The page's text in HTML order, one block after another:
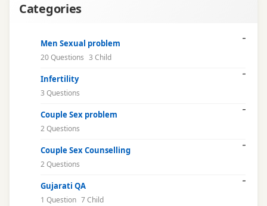
Categories
Men Sexual problem
20 Questions 3 Child
Infertility
3 Questions
Couple Sex problem
2 Questions
Couple Sex Counselling
2 Questions
Gujarati QA
1 Question 7 Child